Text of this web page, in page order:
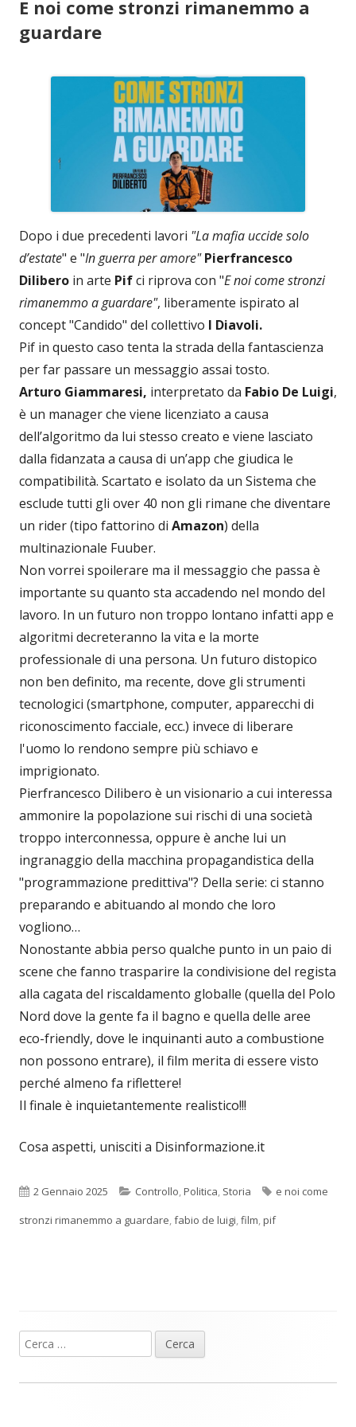
E noi come stronzi rimanemmo a
guardare
Dopo i due precedenti lavori "La mafia uccide solo
d’estate" e "In guerra per amore" Pierfrancesco
Dilibero in arte Pifci riprova con "E noi come stronzi
rimanemmo a guardare", liberamente ispirato al
concept "Candido" del collettivo I Diavoli.
Pif in questo caso tenta la strada della fantascienza
per far passare un messaggio assai tosto.
Arturo Giammaresi, interpretato da Fabio De Luigi,
è un manager che viene licenziato a causa
dell’algoritmo da lui stesso creato e viene lasciato
dalla fidanzata a causa di un’app che giudica le
compatibilità. Scartato e isolato da un Sistema che
esclude tutti gli over 40 non gli rimane che diventare
un rider (tipo fattorino di Amazon) della
multinazionale Fuuber.
Non vorrei spoilerare ma il messaggio che passa è
importante su quanto sta accadendo nel mondo del
lavoro. In un futuro non troppo lontano infatti app e
algoritmi decreteranno la vita e la morte
professionale di una persona. Un futuro distopico
non ben definito, ma recente, dove gli strumenti
tecnologici (smartphone, computer, apparecchi di
riconoscimento facciale, ecc.) invece di liberare
l'uomo lo rendono sempre più schiavo e
imprigionato.
Pierfrancesco Dilibero è un visionario a cui interessa
ammonire la popolazione sui rischi di una società
troppo interconnessa, oppure è anche lui un
ingranaggio della macchina propagandistica della
"programmazione predittiva"? Della serie: ci stanno
preparando e abituando al mondo che loro
vogliono…
Nonostante abbia perso qualche punto in un paio di
scene che fanno trasparire la condivisione del regista
alla cagata del riscaldamento globalle (quella del Polo
Nord dove la gente fa il bagno e quella delle aree
eco-friendly, dove le inquinanti auto a combustione
non possono entrare), il film merita di essere visto
perché almeno fa riflettere!
Il finale è inquietantemente realistico!!!
Cosa aspetti, unisciti a Disinformazione.it
Pubblicato
2 Gennaio 2025 Categorie
Controllo,Politica, Storia Tag
e noi come
stronzi rimanemmo a guardare,fabio de luigi,film,pif
Barra
laterale
Ricerca
per: